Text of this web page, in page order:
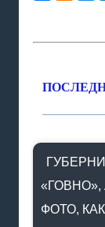
ФОТО,